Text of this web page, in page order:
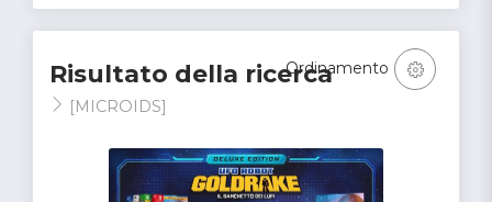
Risultato della ricerca
[MICROIDS]
Ordinamento